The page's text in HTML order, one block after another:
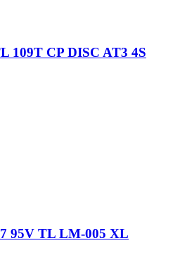
109T CP DISC AT3 4S
95V TL LM-005 XL